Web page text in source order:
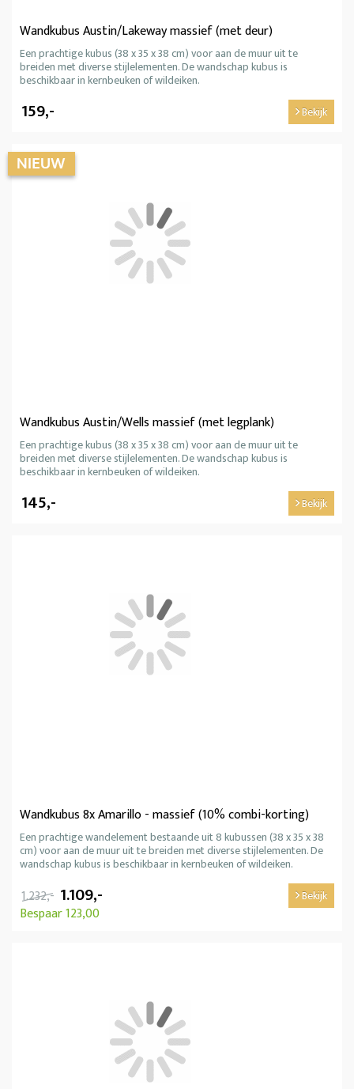
Wandkubus Austin/Lakeway massief (met deur)
Een prachtige kubus (38 x 35 x 38 cm) voor aan de muur uit te
breiden met diverse stijlelementen. De wandschap kubus is
beschikbaar in kernbeuken of wildeiken.
159,- Bekijk
Wandkubus Austin/Wells massief (met legplank)
Een prachtige kubus (38 x 35 x 38 cm) voor aan de muur uit te
breiden met diverse stijlelementen. De wandschap kubus is
beschikbaar in kernbeuken of wildeiken.
145,- Bekijk
Wandkubus 8x Amarillo - massief (10% combi-korting)
Een prachtige wandelement bestaande uit 8 kubussen (38 x 35 x 38
cm) voor aan de muur uit te breiden met diverse stijlelementen. De
wandschap kubus is beschikbaar in kernbeuken of wildeiken.
1.232,- 1.109,-
Bespaar 123,00
Bekijk